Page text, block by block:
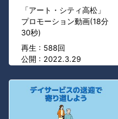
「アート・シティ高松」
プロモーション動画(18分
30秒)
再生 : 588回
公開 : 2022.3.29